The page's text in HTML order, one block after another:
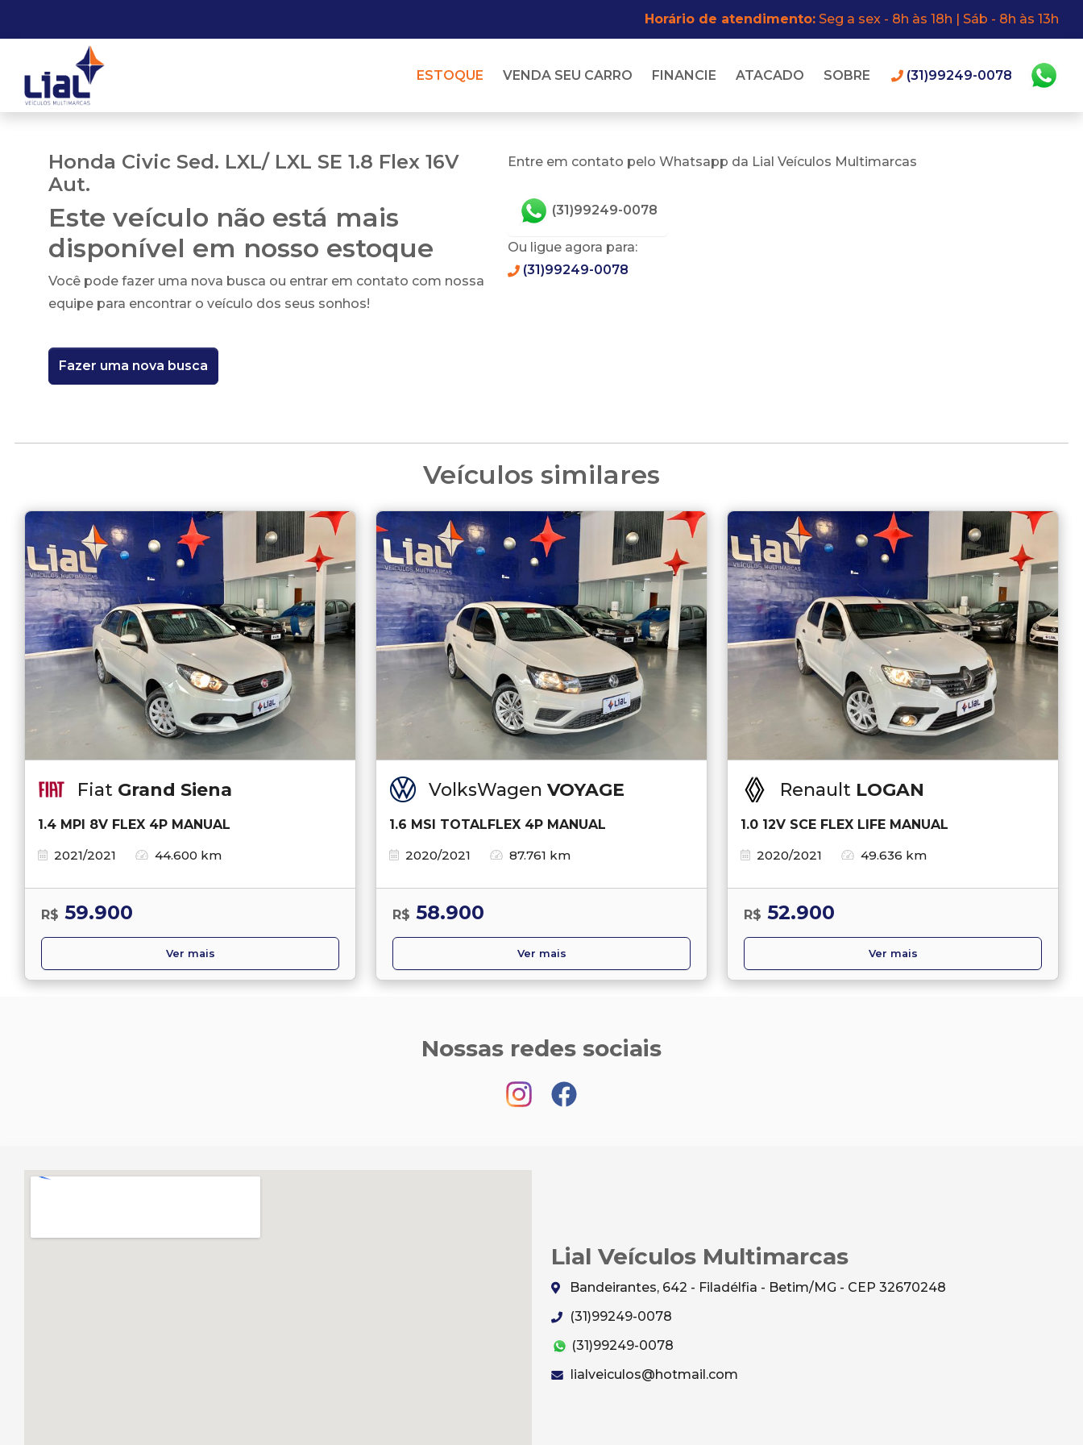
Horário de atendimento: Seg a sex - 8h às 18h | Sáb - 8h às 13h
ESTOQUE VENDA SEU CARRO FINANCIE ATACADO SOBRE (31)99249-0078
Honda Civic Sed. LXL/ LXL SE 1.8 Flex 16V
Aut.
Este veículo não está mais
disponível em nosso estoque
Você pode fazer uma nova busca ou entrar em contato com nossa
equipe para encontrar o veículo dos seus sonhos!
Fazer uma nova busca
Entre em contato pelo Whatsapp da Lial Veículos Multimarcas
(31)99249-0078
Ou ligue agora para:
(31)99249-0078
Veículos similares
Fiat Grand Siena
1.4 MPI 8V FLEX 4P MANUAL
2021/2021
44.600 km
R$ 59.900
Ver mais
VolksWagen VOYAGE
1.6 MSI TOTALFLEX 4P MANUAL
2020/2021
87.761 km
R$ 58.900
Ver mais
Renault LOGAN
1.0 12V SCE FLEX LIFE MANUAL
2020/2021
49.636 km
R$ 52.900
Ver mais
Nossas redes sociais
Lial Veículos Multimarcas
Bandeirantes, 642 - Filadélfia - Betim/MG - CEP 32670248
(31)99249-0078
(31)99249-0078
lialveiculos@hotmail.com